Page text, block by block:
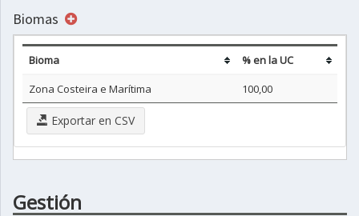
Biomas
Bioma
% en la UC
Zona Costeira e Marítima
100,00
Exportar en CSV
Gestión